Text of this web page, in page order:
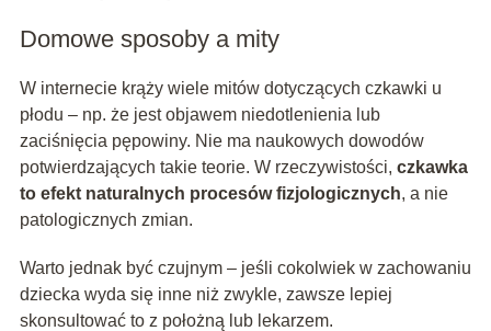
Domowe sposoby a mity
W internecie krąży wiele mitów dotyczących czkawki u
płodu – np. że jest objawem niedotlenienia lub
zaciśnięcia pępowiny. Nie ma naukowych dowodów
potwierdzających takie teorie. W rzeczywistości, czkawka
to efekt naturalnych procesów fizjologicznych, a nie
patologicznych zmian.
Warto jednak być czujnym – jeśli cokolwiek w zachowaniu
dziecka wyda się inne niż zwykle, zawsze lepiej
skonsultować to z położną lub lekarzem.